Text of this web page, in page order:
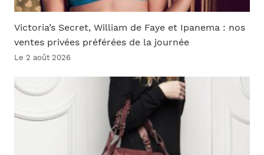
Victoria’s Secret, William de Faye et Ipanema : nos
ventes privées préférées de la journée
Le 2 août 2026